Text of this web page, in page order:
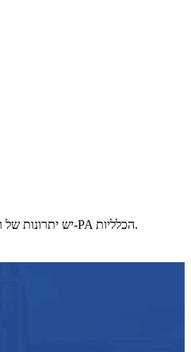
ל-PA612 ידוע גם כפוליאמיד 612 או ניילון 612. ל-PA612 יש יתרונות של רוחב קטן יחסית, ספיגת מים וצפיפות נמוכה, יציבות מימדית טובה וכן חוזק מתיחה ופגיעה גבוהים, בנוסף לתכונות ה-PA הכלליות.